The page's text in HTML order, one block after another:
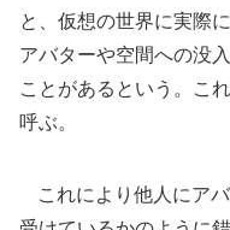
と、仮想の世界に実際
アバターや空間への没
ことがあるという。こ
呼ぶ。
これにより他人にア